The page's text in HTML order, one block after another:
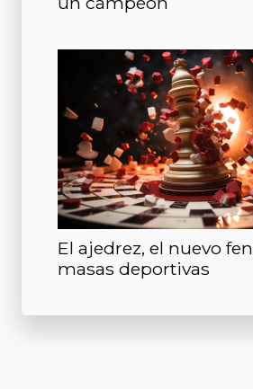
El ajedrez, el nuevo
masas deportivas